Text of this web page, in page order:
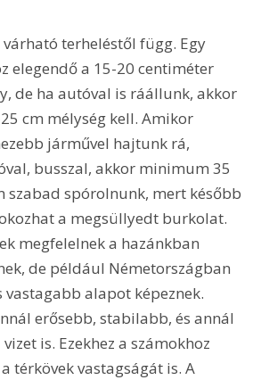
várható terheléstől függ. Egy
elegendő a 15-20 centiméter
de ha autóval is ráállunk, akkor
cm mélység kell. Amikor
járművel hajtunk rá,
busszal, akkor minimum 35
szabad spórolnunk, mert később
a megsüllyedt burkolat.
megfelelnek a hazánkban
de például Németországban
vastagabb alapot képeznek.
erősebb, stabilabb, és annál
is. Ezekhez a számokhoz
térkövek vastagságát is. A